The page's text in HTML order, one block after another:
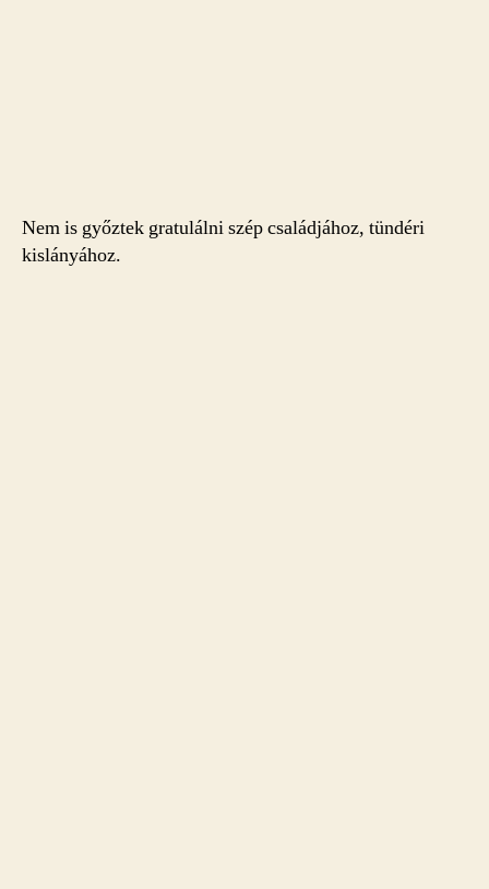
Nem is győztek gratulálni szép családjához, tündéri
kislányához.